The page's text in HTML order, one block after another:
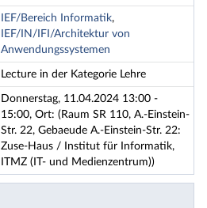
IEF/Bereich Informatik,
IEF/IN/IFI/Architektur von
Anwendungssystemen
Lecture in der Kategorie Lehre
Donnerstag, 11.04.2024 13:00 -
15:00, Ort: (Raum SR 110, A.-Einstein-
Str. 22, Gebaeude A.-Einstein-Str. 22:
Zuse-Haus / Institut für Informatik,
ITMZ (IT- und Medienzentrum))